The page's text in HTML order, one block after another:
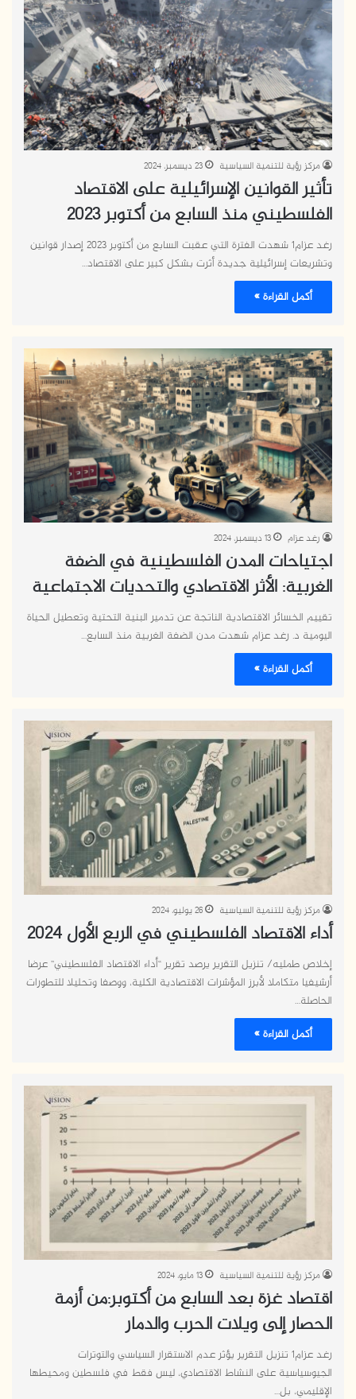
مركز رؤية للتنمية السياسية 23 ديسمبر، 2024
تأثير القوانين الإسرائيلية على الاقتصاد
الفلسطيني منذ السابع من أكتوبر 2023
رغد عزام1 شهدت الفترة التي عقبت السابع من أكتوبر 2023 إصدار قوانين
وتشريعات إسرائيلية جديدة أثرت بشكل كبير على الاقتصاد…
أكمل القراءة »
رغد عزام 13 ديسمبر، 2024
اجتياحات المدن الفلسطينية في الضفة
الغربية: الأثر الاقتصادي والتحديات الاجتماعية
تقييم الخسائر الاقتصادية الناتجة عن تدمير البنية التحتية وتعطيل الحياة
اليومية د. رغد عزام شهدت مدن الضفة الغربية منذ السابع…
أكمل القراءة »
مركز رؤية للتنمية السياسية 26 يوليو، 2024
أداء الاقتصاد الفلسطيني في الربع الأول 2024
إخلاص طمليه/ تنزيل التقرير يرصد تقرير “أداء الاقتصاد الفلسطيني” عرضا
أرشيفيا متكاملا لأبرز المؤشرات الاقتصادية الكلية، ووصفا وتحليلا للتطورات
الحاصلة…
أكمل القراءة »
مركز رؤية للتنمية السياسية 13 مايو، 2024
اقتصاد غزة بعد السابع من أكتوبر:من أزمة
الحصار إلى ويلات الحرب والدمار
رغد عزام1 تنزيل التقرير يؤثر عدم الاستقرار السياسي والتوترات
الجيوسياسية على النشاط الاقتصادي، ليس فقط في فلسطين ومحيطها
الإقليمي، بل…